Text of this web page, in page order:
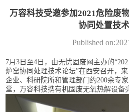
万容科技受邀参加2021危险废
协同处置技
Published
7月3日至4日，由无忧固废网主办的
炉窑协同处理技术论坛”在西安召开，
企业、科研院所和管理部门约200余专
堂，万容科技携有机固废无氧热解设备